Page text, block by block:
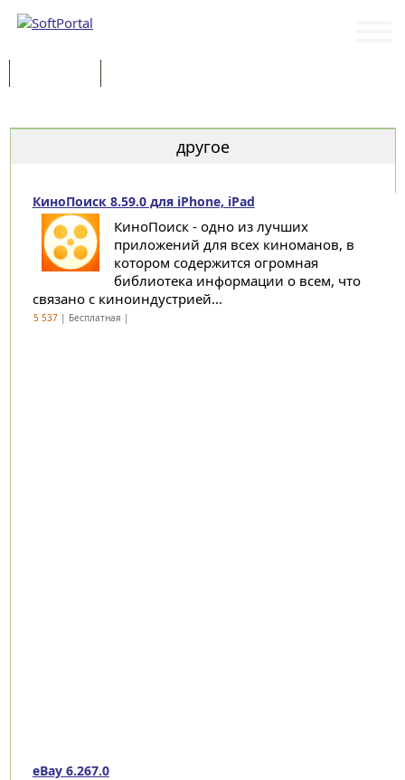
другое
КиноПоиск 8.59.0 для iPhone, iPad
КиноПоиск - одно из лучших
приложений для всех киноманов, в
котором содержится огромная
библиотека информации о всем, что
связано с киноиндустрией...
5 537| Бесплатная |
eBay 6.267.0